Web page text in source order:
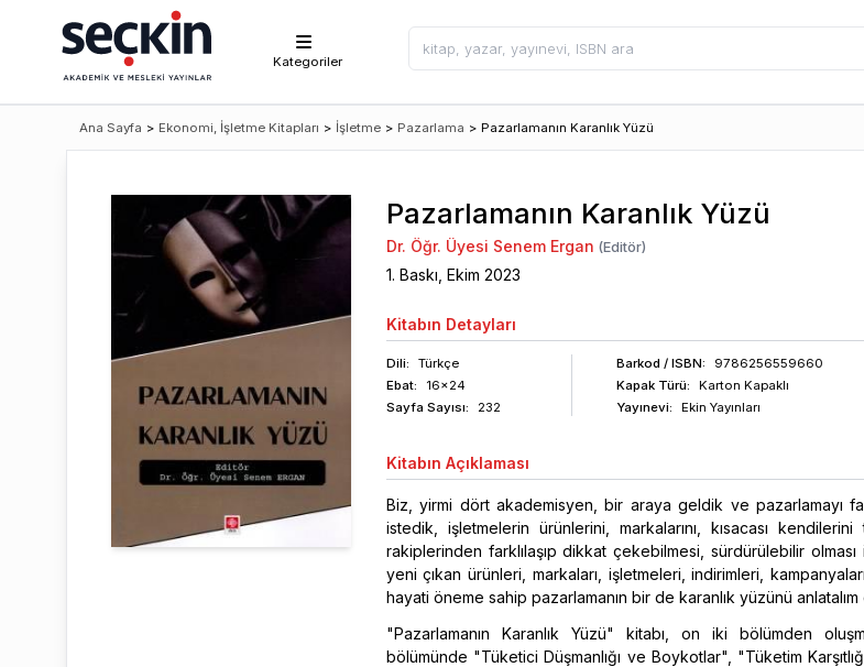
Kategoriler
Ana Sayfa > Ekonomi, İşletme Kitapları > İşletme > Pazarlama > Pazarlamanın Karanlık Yüzü
Pazarlamanın Karanlık Yüzü
Dr. Öğr. Üyesi Senem Ergan (Editör)
1. Baskı, Ekim 2023
Kitabın Detayları
Dili:
Türkçe
Ebat:
16x24
Sayfa Sayısı: 232
Barkod / ISBN:
9786256559660
Kapak Türü:
Karton Kapaklı
Yayınevi:
Ekin Yayınları
Kitabın Açıklaması
Biz, yirmi dört akademisyen, bir araya geldik ve pazarlamayı
istedik, işletmelerin ürünlerini, markalarını, kısacası kendilerini
rakiplerinden farklılaşıp dikkat çekebilmesi, sürdürülebilir
yeni çıkan ürünleri, markaları, işletmeleri, indirimleri,
hayati öneme sahip pazarlamanın bir de karanlık yüzünü
"Pazarlamanın Karanlık Yüzü" kitabı, on iki bölümden
bölümünde "Tüketici Düşmanlığı ve Boykotlar", "Tüketim